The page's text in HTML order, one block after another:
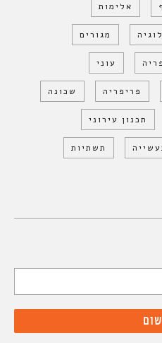
אלימות
מגורים
עוני
פריפריה שכונה
תכנון עירוני
תשתיות